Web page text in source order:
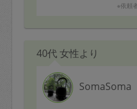
かけ片付け」が発覚し、普
謝の気持ちでいっぱいです。
※依頼
40代 女性より
SomaSoma